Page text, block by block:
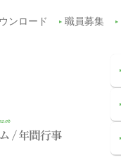
ンロード 職員募集